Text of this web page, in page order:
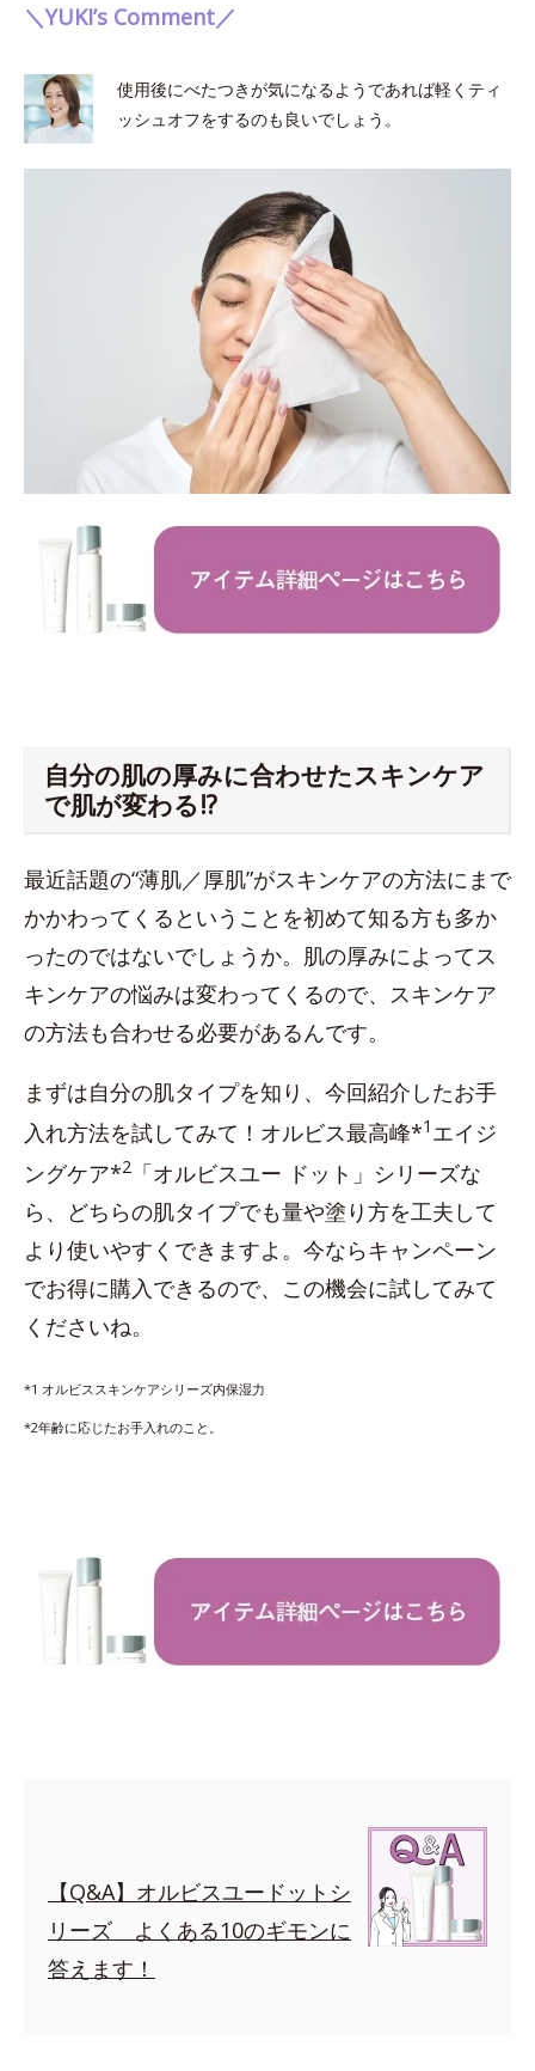
＼YUKI’s Comment／
使用後にべたつきが気になるようであれば軽くティ
ッシュオフをするのも良いでしょう。
自分の肌の厚みに合わせたスキンケア
で肌が変わる!?
最近話題の“薄肌／厚肌”がスキンケアの方法にまで
かかわってくるということを初めて知る方も多か
ったのではないでしょうか。肌の厚みによってス
キンケアの悩みは変わってくるので、スキンケア
の方法も合わせる必要があるんです。
まずは自分の肌タイプを知り、今回紹介したお手
入れ方法を試してみて！オルビス最高峰*1 エイジ
ングケア*2 「オルビスユー ドット」シリーズな
ら、どちらの肌タイプでも量や塗り方を工夫して
より使いやすくできますよ。今ならキャンペーン
でお得に購入できるので、この機会に試してみて
くださいね。
*1 オルビススキンケアシリーズ内保湿力
*2年齢に応じたお手入れのこと。
【Q&A】オルビスユードットシ
リーズ よくある10のギモンに
答えます！